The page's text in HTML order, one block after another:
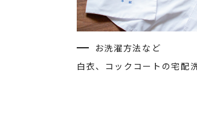
お洗濯方法など